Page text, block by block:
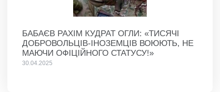
БАБАЄВ РАХІМ КУДРАТ ОГЛИ: «ТИСЯЧІ
ДОБРОВОЛЬЦІВ-ІНОЗЕМЦІВ ВОЮЮТЬ, НЕ
МАЮЧИ ОФІЦІЙНОГО СТАТУСУ!»
30.04.2025